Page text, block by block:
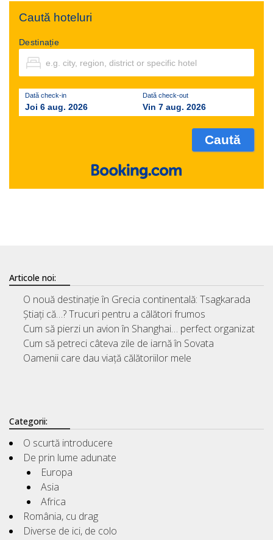
Caută hoteluri
Destinație
Dată check-in
Joi 6 aug. 2026
Dată check-out
Vin 7 aug. 2026
Articole noi:
O nouă destinație în Grecia continentală: Tsagkarada
Știați că…? Trucuri pentru a călători frumos
Cum să pierzi un avion în Shanghai… perfect organizat
Cum să petreci câteva zile de iarnă în Sovata
Oamenii care dau viață călătoriilor mele
Categorii:
O scurtă introducere
De prin lume adunate
Europa
Asia
Africa
România, cu drag
Diverse de ici, de colo